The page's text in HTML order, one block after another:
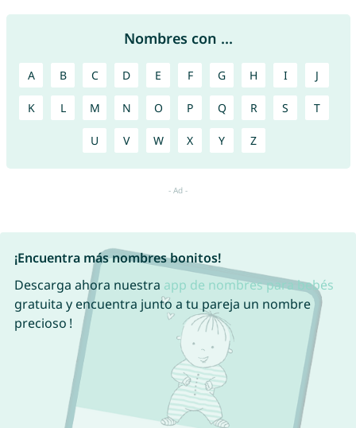
Nombres con ...
A B C D E F G H I J
K L M N O P Q R S T
U V W X Y Z
¡Encuentra más nombres bonitos!
Descarga ahora nuestra app de nombres para bebés
gratuita y encuentra junto a tu pareja un nombre
precioso !